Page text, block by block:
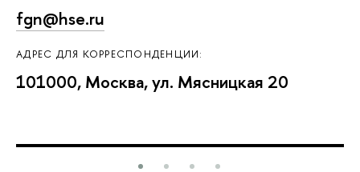
fgn@hse.ru
АДРЕС ДЛЯ КОРРЕСПОНДЕНЦИИ:
101000, Москва, ул. Мясницкая 20